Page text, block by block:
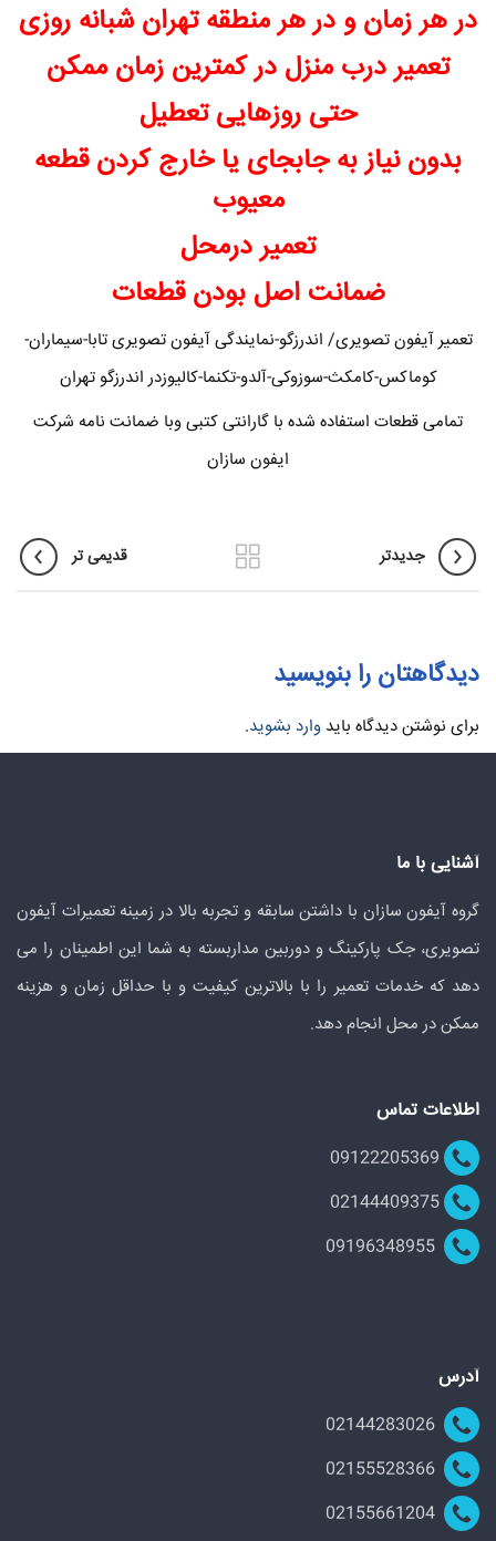
در هر زمان و در هر منطقه تهران شبانه روزی
تعمیر درب منزل در کمترین زمان ممکن
حتی روزهایی تعطیل
بدون نیاز به جابجای یا خارج کردن قطعه
معیوب
تعمیر درمحل
ضمانت اصل بودن قطعات
تعمیر آیفون تصویری/ اندرزگو-نمایندگی آیفون تصویری تابا-سیماران-
کوماکس-کامکث-سوزوکی-آلدو-تکنما-کالیوزدر اندرزگو تهران
تمامی قطعات استفاده شده با گارانتی کتبی وبا ضمانت نامه شرکت
ایفون سازان
جدیدتر قدیمی تر
دیدگاهتان را بنویسید
برای نوشتن دیدگاه باید وارد بشوید.
آشنایی با ما
گروه آیفون سازان با داشتن سابقه و تجربه بالا در زمینه تعمیرات آیفون
تصویری، جک پارکینگ و دوربین مداربسته به شما این اطمینان را می
دهد که خدمات تعمیر را با بالاترین کیفیت و با حداقل زمان و هزینه
ممکن در محل انجام دهد.
اطلاعات تماس
آدرس